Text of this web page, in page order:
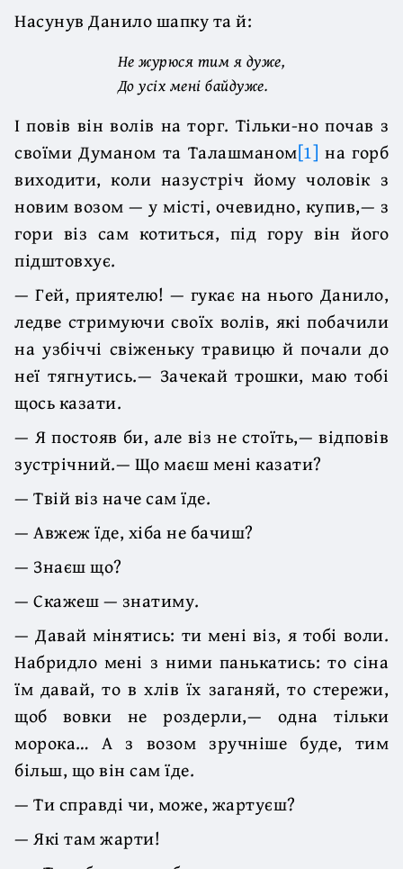
Насунув Данило шапку та й:
Не журюся тим я дуже,
До усіх мені байдуже.
І повів він волів на торг. Тільки-но почав з
своїми Думаном та Талашманом[1] на горб
виходити, коли назустріч йому чоловік з
новим возом — у місті, очевидно, купив,— з
гори віз сам котиться, під гору він його
підштовхує.
— Гей, приятелю! — гукає на нього Данило,
ледве стримуючи своїх волів, які побачили
на узбіччі свіженьку травицю й почали до
неї тягнутись.— Зачекай трошки, маю тобі
щось казати.
— Я постояв би, але віз не стоїть,— відповів
зустрічний.— Що маєш мені казати?
— Твій віз наче сам їде.
— Авжеж їде, хіба не бачиш?
— Знаєш що?
— Скажеш — знатиму.
— Давай мінятись: ти мені віз, я тобі воли.
Набридло мені з ними панькатись: то сіна
їм давай, то в хлів їх заганяй, то стережи,
щоб вовки не роздерли,— одна тільки
морока… А з возом зручніше буде, тим
більш, що він сам їде.
— Ти справді чи, може, жартуєш?
— Які там жарти!